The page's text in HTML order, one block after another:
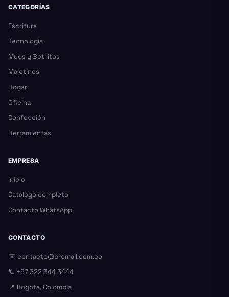
CATEGORÍAS
Escritura
Tecnología
Mugs y Botilitos
Maletines
Hogar
Oficina
Confección
Herramientas
EMPRESA
Inicio
Catálogo completo
Contacto WhatsApp
CONTACTO
✉️ contacto@promall.com.co
📞 +57 322 344 3444
📍 Bogotá, Colombia